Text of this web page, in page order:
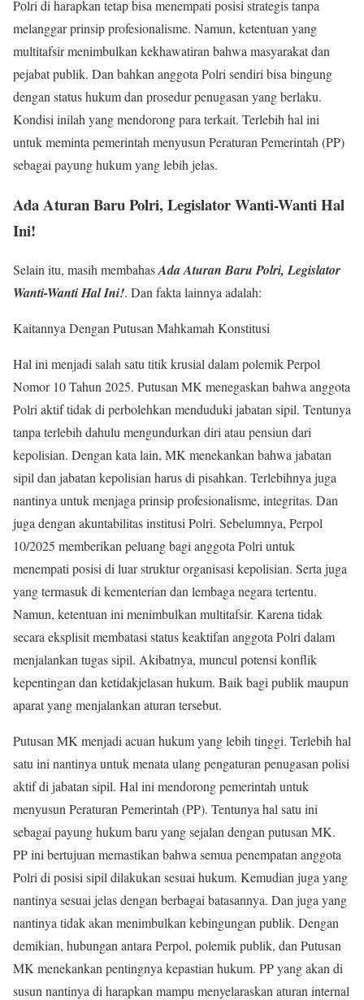
Polri di harapkan tetap bisa menempati posisi strategis tanpa
melanggar prinsip profesionalisme. Namun, ketentuan yang
multitafsir menimbulkan kekhawatiran bahwa masyarakat dan
pejabat publik. Dan bahkan anggota Polri sendiri bisa bingung
dengan status hukum dan prosedur penugasan yang berlaku.
Kondisi inilah yang mendorong para terkait. Terlebih hal ini
untuk meminta pemerintah menyusun Peraturan Pemerintah (PP)
sebagai payung hukum yang lebih jelas.
Ada Aturan Baru Polri, Legislator Wanti-Wanti Hal
Ini!
Selain itu, masih membahasAda Aturan Baru Polri, Legislator
Wanti-Wanti Hal Ini!. Dan fakta lainnya adalah:
Kaitannya Dengan Putusan Mahkamah Konstitusi
Hal ini menjadi salah satu titik krusial dalam polemik Perpol
Nomor 10 Tahun 2025. Putusan MK menegaskan bahwa anggota
Polri aktif tidak di perbolehkan menduduki jabatan sipil. Tentunya
tanpa terlebih dahulu mengundurkan diri atau pensiun dari
kepolisian. Dengan kata lain, MK menekankan bahwa jabatan
sipil dan jabatan kepolisian harus di pisahkan. Terlebihnya juga
nantinya untuk menjaga prinsip profesionalisme, integritas. Dan
juga dengan akuntabilitas institusi Polri. Sebelumnya, Perpol
10/2025 memberikan peluang bagi anggota Polri untuk
menempati posisi di luar struktur organisasi kepolisian. Serta juga
yang termasuk di kementerian dan lembaga negara tertentu.
Namun, ketentuan ini menimbulkan multitafsir. Karena tidak
secara eksplisit membatasi status keaktifan anggota Polri dalam
menjalankan tugas sipil. Akibatnya, muncul potensi konflik
kepentingan dan ketidakjelasan hukum. Baik bagi publik maupun
aparat yang menjalankan aturan tersebut.
Putusan MK menjadi acuan hukum yang lebih tinggi. Terlebih hal
satu ini nantinya untuk menata ulang pengaturan penugasan polisi
aktif di jabatan sipil. Hal ini mendorong pemerintah untuk
menyusun Peraturan Pemerintah (PP). Tentunya hal satu ini
sebagai payung hukum baru yang sejalan dengan putusan MK.
PP ini bertujuan memastikan bahwa semua penempatan anggota
Polri di posisi sipil dilakukan sesuai hukum. Kemudian juga yang
nantinya sesuai jelas dengan berbagai batasannya. Dan juga yang
nantinya tidak akan menimbulkan kebingungan publik. Dengan
demikian, hubungan antara Perpol, polemik publik, dan Putusan
MK menekankan pentingnya kepastian hukum. PP yang akan di
susun nantinya di harapkan mampu menyelaraskan aturan internal